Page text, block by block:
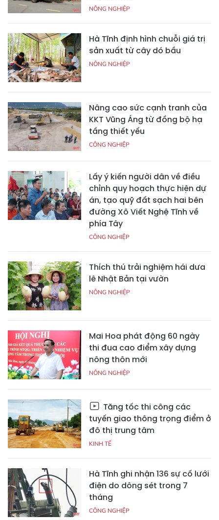
NÔNG NGHIỆP
Hà Tĩnh định hình chuỗi giá trị
sản xuất từ cây dó bầu
NÔNG NGHIỆP
Nâng cao sức cạnh tranh của
KKT Vũng Áng từ đồng bộ hạ
tầng thiết yếu
CÔNG NGHIỆP
Lấy ý kiến người dân về điều
chỉnh quy hoạch thực hiện dự
án, tạo quỹ đất sạch hai bên
đường Xô Viết Nghệ Tĩnh về
phía Tây
CÔNG NGHIỆP
Thích thú trải nghiệm hái dưa
lê Nhật Bản tại vườn
NÔNG NGHIỆP
Mai Hoa phát động 60 ngày
thi đua cao điểm xây dựng
nông thôn mới
NÔNG NGHIỆP
Tăng tốc thi công các
tuyến giao thông trọng điểm ở
đô thị trung tâm
KINH TẾ
Hà Tĩnh ghi nhận 136 sự cố lưới
điện do dông sét trong 7
tháng
CÔNG NGHIỆP